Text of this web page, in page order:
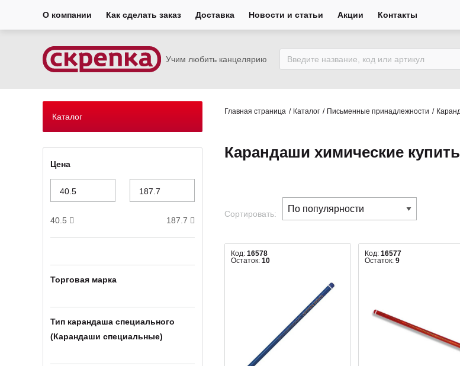
О компании Как сделать заказ Доставка Новости и статьи Акции Контакты
Учим любить канцелярию
Каталог
Цена
40.5 187.7
Торговая марка
Тип карандаша специального
(Карандаши специальные)
Главная страница Каталог Письменные принадлежности
Карандаши химические
Сортировать:
Код: 16578
Остаток: 10
Код:16577
Остаток:9